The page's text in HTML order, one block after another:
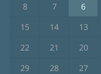
6
7
8
13
14
15
20
21
22
27
28
29